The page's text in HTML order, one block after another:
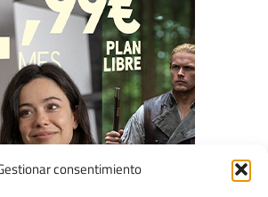
consentimiento